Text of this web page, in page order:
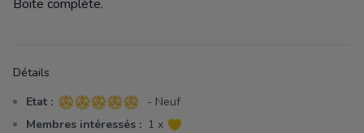
Description
Boite complète.
Détails
Etat : 5 sur 5 étoiles
- Neuf
Membres intéressés : 1 x